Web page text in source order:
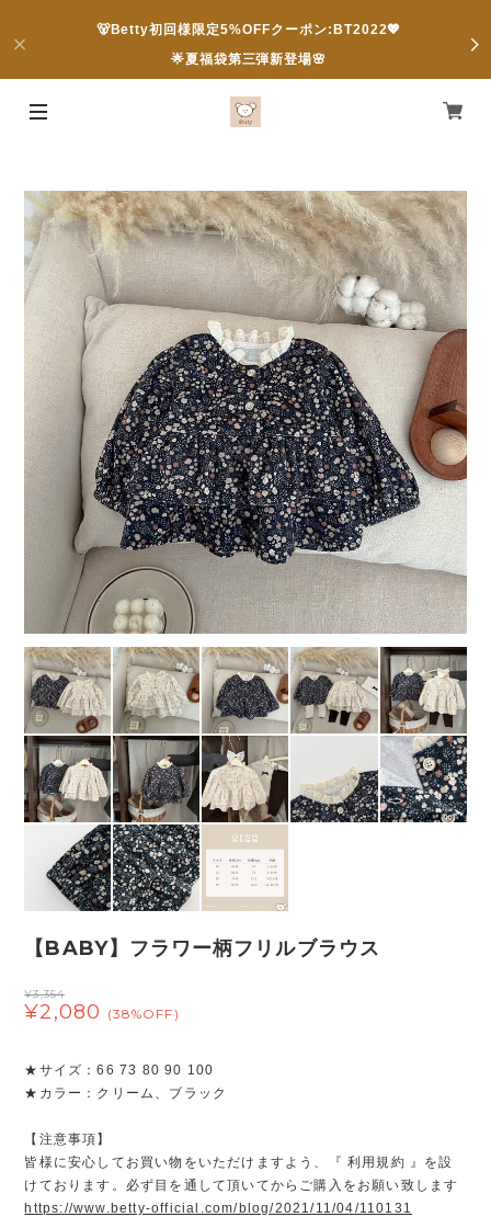
🐻Betty初回様限定5%OFFクーポン:BT2022💖
🌟夏福袋第三弾新登場🌸
【BABY】フラワー柄フリルブラウス
¥3,354
¥2,080 (38%OFF)
★サイズ：66 73 80 90 100
★カラー：クリーム、ブラック
【注意事項】
皆様に安心してお買い物をいただけますよう、『 利用規約 』を設
けております。必ず目を通して頂いてからご購入をお願い致します
https://www.betty-official.com/blog/2021/11/04/110131